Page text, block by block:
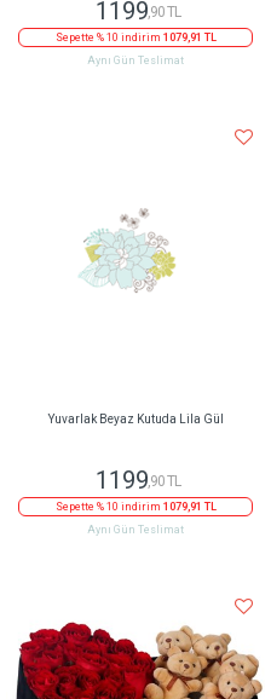
1199,90 TL
Sepette % 10 indirim 1079,91 TL
Aynı Gün Teslimat
Yuvarlak Beyaz Kutuda Lila Gül
1199,90 TL
Sepette % 10 indirim 1079,91 TL
Aynı Gün Teslimat